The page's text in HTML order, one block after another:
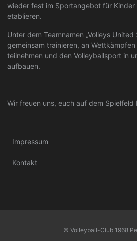
wieder fest im Sportangebot für
etablieren.
Unter dem Teamnamen „Volleys
gemeinsam trainieren, an
teilnehmen und den Volleyballsport in
aufbauen.
Wir freuen uns, euch auf dem
Impressum
Kontakt
© Volleyball-Club 1968